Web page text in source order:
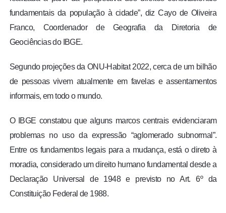
fundamentais da população à cidade”, diz Cayo de Oliveira
Franco, Coordenador de Geografia da Diretoria de
Geociências do IBGE.
Segundo projeções da ONU-Habitat 2022, cerca de um bilhão
de pessoas vivem atualmente em favelas e assentamentos
informais, em todo o mundo.
O IBGE constatou que alguns marcos centrais evidenciaram
problemas no uso da expressão “aglomerado subnormal”.
Entre os fundamentos legais para a mudança, está o direto à
moradia, considerado um direito humano fundamental desde a
Declaração Universal de 1948 e previsto no Art. 6º da
Constituição Federal de 1988.